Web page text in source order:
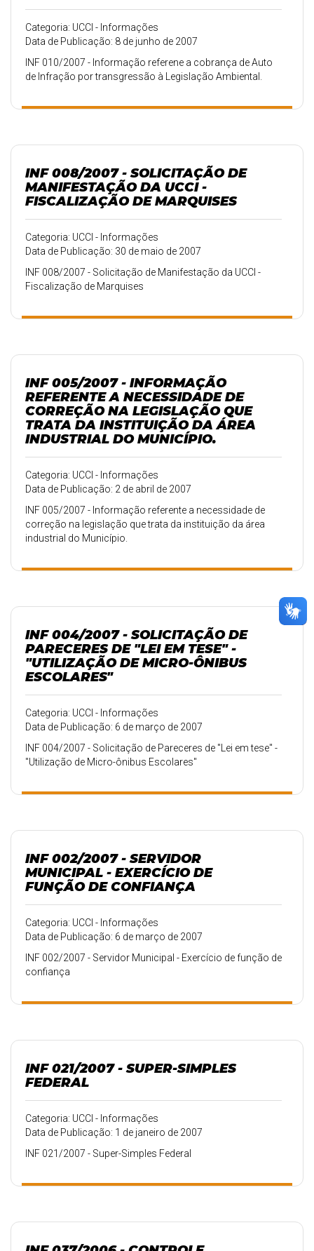
Categoria: UCCI - Informações
Data de Publicação: 8 de junho de 2007
INF 010/2007 - Informação referene a cobrança de Auto
de Infração por transgressão à Legislação Ambiental.
INF 008/2007 - SOLICITAÇÃO DE
MANIFESTAÇÃO DA UCCI -
FISCALIZAÇÃO DE MARQUISES
Categoria: UCCI - Informações
Data de Publicação: 30 de maio de 2007
INF 008/2007 - Solicitação de Manifestação da UCCI -
Fiscalização de Marquises
INF 005/2007 - INFORMAÇÃO
REFERENTE A NECESSIDADE DE
CORREÇÃO NA LEGISLAÇÃO QUE
TRATA DA INSTITUIÇÃO DA ÁREA
INDUSTRIAL DO MUNICÍPIO.
Categoria: UCCI - Informações
Data de Publicação: 2 de abril de 2007
INF 005/2007 - Informação referente a necessidade de
correção na legislação que trata da instituição da área
industrial do Município.
INF 004/2007 - SOLICITAÇÃO DE
PARECERES DE "LEI EM TESE" -
"UTILIZAÇÃO DE MICRO-ÔNIBUS
ESCOLARES"
Categoria: UCCI - Informações
Data de Publicação: 6 de março de 2007
INF 004/2007 - Solicitação de Pareceres de "Lei em tese" -
"Utilização de Micro-ônibus Escolares"
INF 002/2007 - SERVIDOR
MUNICIPAL - EXERCÍCIO DE
FUNÇÃO DE CONFIANÇA
Categoria: UCCI - Informações
Data de Publicação: 6 de março de 2007
INF 002/2007 - Servidor Municipal - Exercício de função de
confiança
INF 021/2007 - SUPER-SIMPLES
FEDERAL
Categoria: UCCI - Informações
Data de Publicação: 1 de janeiro de 2007
INF 021/2007 - Super-Simples Federal